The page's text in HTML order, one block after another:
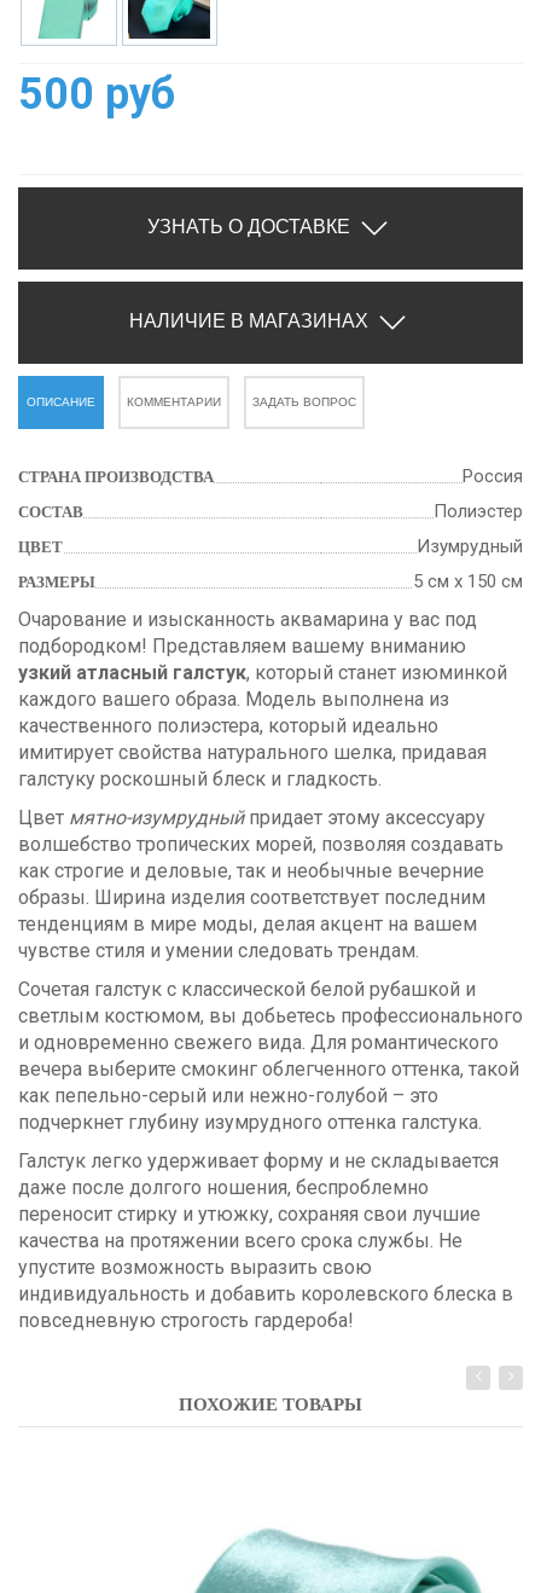
500 руб
УЗНАТЬ О ДОСТАВКЕ
НАЛИЧИЕ В МАГАЗИНАХ
ОПИСАНИЕ КОММЕНТАРИИ ЗАДАТЬ ВОПРОС
СТРАНА ПРОИЗВОДСТВА Россия
СОСТАВ Полиэстер
ЦВЕТ Изумрудный
РАЗМЕРЫ 5 см х 150 см
Очарование и изысканность аквамарина у вас под
подбородком! Представляем вашему вниманию
узкий атласный галстук, который станет изюминкой
каждого вашего образа. Модель выполнена из
качественного полиэстера, который идеально
имитирует свойства натурального шелка, придавая
галстуку роскошный блеск и гладкость.
Цвет мятно-изумрудныйпридает этому аксессуару
волшебство тропических морей, позволяя создавать
как строгие и деловые, так и необычные вечерние
образы. Ширина изделия соответствует последним
тенденциям в мире моды, делая акцент на вашем
чувстве стиля и умении следовать трендам.
Сочетая галстук с классической белой рубашкой и
светлым костюмом, вы добьетесь профессионального
и одновременно свежего вида. Для романтического
вечера выберите смокинг облегченного оттенка, такой
как пепельно-серый или нежно-голубой – это
подчеркнет глубину изумрудного оттенка галстука.
Галстук легко удерживает форму и не складывается
даже после долгого ношения, беспроблемно
переносит стирку и утюжку, сохраняя свои лучшие
качества на протяжении всего срока службы. Не
упустите возможность выразить свою
индивидуальность и добавить королевского блеска в
повседневную строгость гардероба!
ПОХОЖИЕ ТОВАРЫ